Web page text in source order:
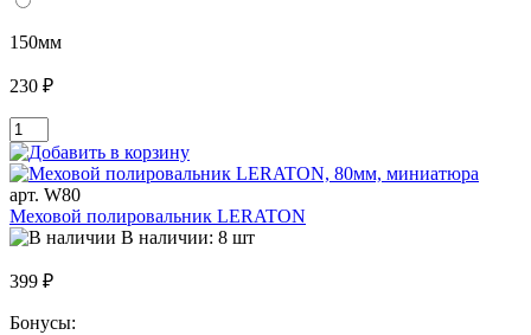
150мм
230 ₽
арт. W80
Меховой полировальник LERATON
В наличии: 8 шт
399 ₽
Бонусы: